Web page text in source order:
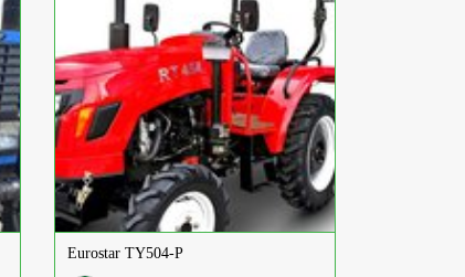
Eurostar TY504-P